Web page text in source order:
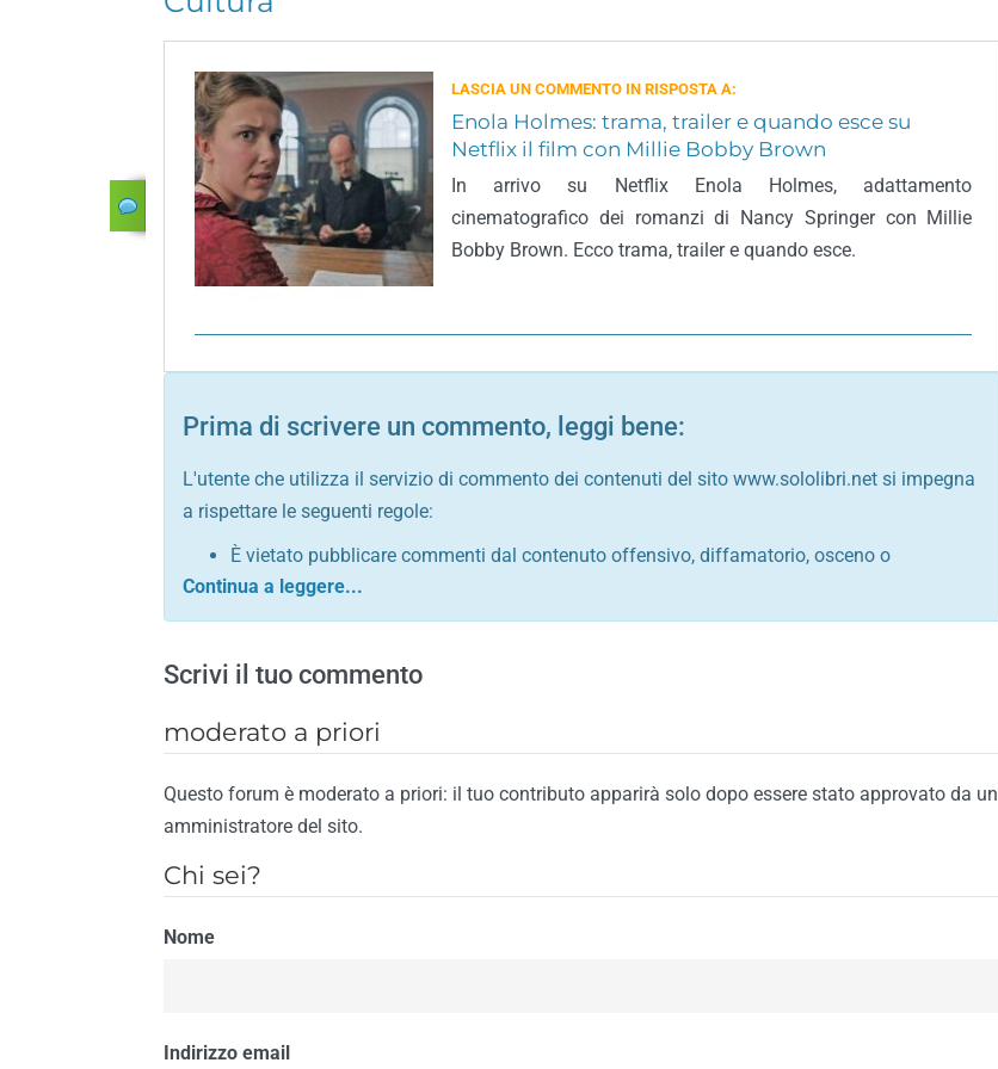
LASCIA UN COMMENTO IN RISPOSTA A:
Enola Holmes: trama, trailer e quando esce su
Netflix il film con Millie Bobby Brown
In arrivo su Netflix Enola Holmes, adattamento
cinematografico dei romanzi di Nancy Springer con Millie
Bobby Brown. Ecco trama, trailer e quando esce.
Prima di scrivere un commento, leggi bene:
L'utente che utilizza il servizio di commento dei contenuti del sito www.sololibri.net si impegna
a rispettare le seguenti regole:
È vietato pubblicare commenti dal contenuto offensivo, diffamatorio, osceno o
comunque contrario alle leggi dello Stato italiano e di quelle internazionali
Sono vietati commenti in tono sacrilego, sarcastico, denigratorio e sbeffeggiatorio
È vietato pubblicare commenti contrari al rispetto dell'ordine pubblico
È vietato pubblicare commenti lesivi della privacy di qualsiasi cittadino
È vietato pubblicare commenti razzisti nei confronti di qualsiasi razza, popolo, cultura,
religione
È vietato pubblicare commenti contrari al rispetto del buon costume o contenenti
È vietato pubblicare commenti inerenti propaganda politica, di partito o di fazione, che
Il riscontro della violazione anche di una sola delle regole precedenti comporterà la non
Scrivi il tuo commento
moderato a priori
Questo forum è moderato a priori: il tuo contributo apparirà solo dopo essere stato approvato da un
amministratore del sito.
Chi sei?
Nome
Indirizzo email